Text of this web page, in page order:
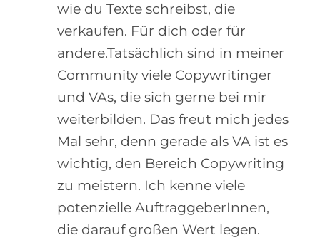
wie du Texte schreibst, die
verkaufen. Für dich oder für
andere.Tatsächlich sind in meiner
Community viele Copywritinger
und VAs, die sich gerne bei mir
weiterbilden. Das freut mich jedes
Mal sehr, denn gerade als VA ist es
wichtig, den Bereich Copywriting
zu meistern. Ich kenne viele
potenzielle AuftraggeberInnen,
die darauf großen Wert legen.